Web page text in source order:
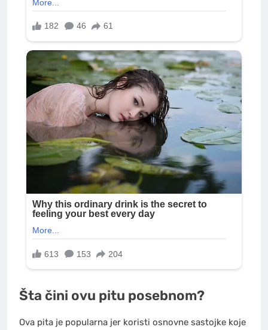
Šta čini ovu pitu posebnom?
Ova pita je popularna jer koristi osnovne sastojke koje